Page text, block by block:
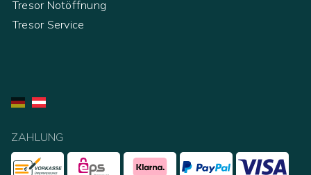
Tresor Notöffnung
Tresor Service
ZAHLUNG